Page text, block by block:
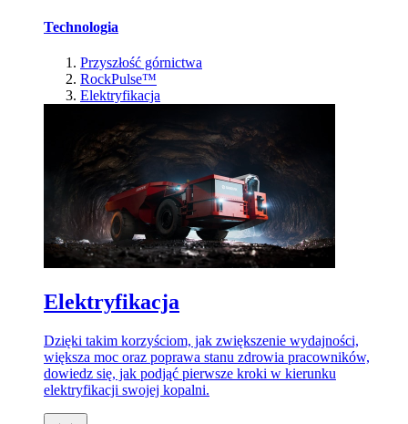
Technologia
Przyszłość górnictwa
RockPulse™
Elektryfikacja
Elektryfikacja
Dzięki takim korzyściom, jak zwiększenie wydajności,
większa moc oraz poprawa stanu zdrowia pracowników,
dowiedz się, jak podjąć pierwsze kroki w kierunku
elektryfikacji swojej kopalni.